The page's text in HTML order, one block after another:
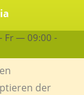
Fr — 09:00 -
der